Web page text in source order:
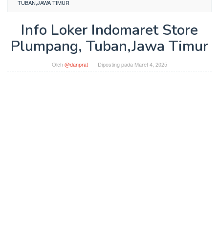
TUBAN,JAWA TIMUR
Info Loker Indomaret Store
Plumpang, Tuban,Jawa Timur
Oleh@danprat Diposting pada Maret 4, 2025